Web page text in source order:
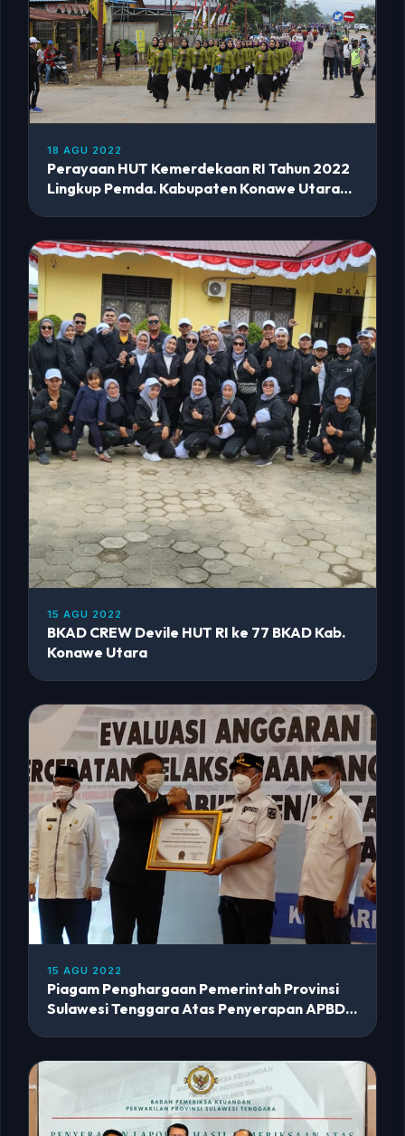
18 AGU 2022
Perayaan HUT Kemerdekaan RI Tahun 2022
Lingkup Pemda. Kabupaten Konawe Utara
15 AGU 2022
BKAD CREW Devile HUT RI ke 77 BKAD Kab.
Konawe Utara
15 AGU 2022
Piagam Penghargaan Pemerintah Provinsi
Sulawesi Tenggara Atas Penyerapan APBD